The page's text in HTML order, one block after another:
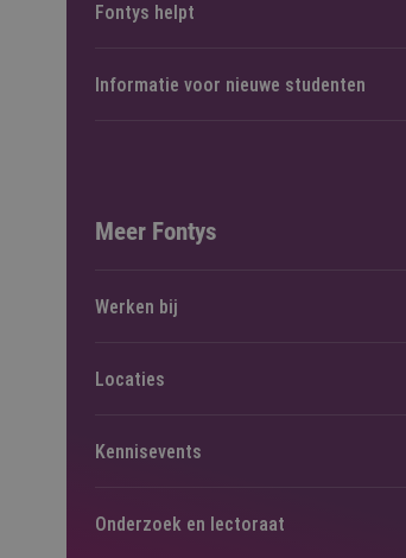
Fontys helpt
Informatie voor nieuwe studenten
Meer Fontys
Werken bij
Locaties
Kennisevents
Onderzoek en lectoraat